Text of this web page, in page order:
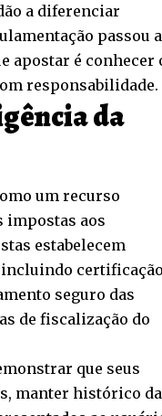
a diferenciar
passou a
apostar é conhecer
responsabilidade.
da
um recurso
impostas aos
estabelecem
certificação
seguro das
de fiscalização do
que seus
manter histórico